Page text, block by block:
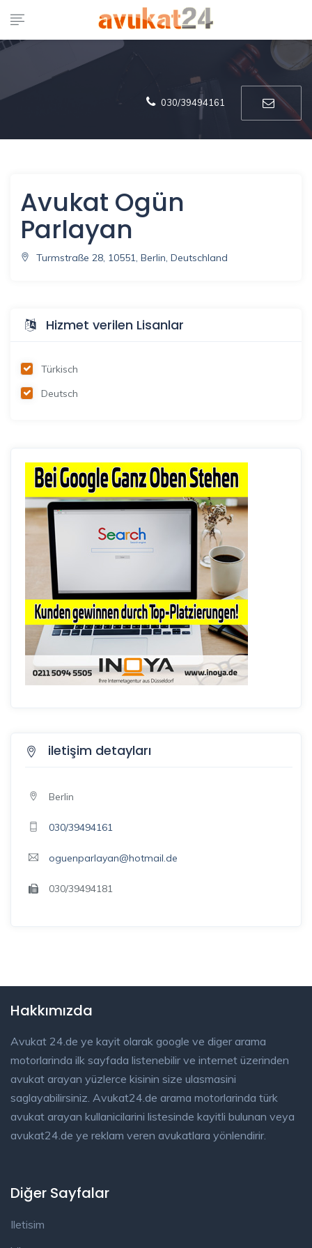
030/39494161
Avukat Ogün
Parlayan
Turmstraße 28, 10551, Berlin, Deutschland
Hizmet verilen Lisanlar
Türkisch
Deutsch
iletişim detayları
Berlin
030/39494161
oguenparlayan@hotmail.de
030/39494181
Hakkımızda
Avukat 24.de ye kayit olarak google ve diger arama
motorlarinda ilk sayfada listenebilir ve internet üzerinden
avukat arayan yüzlerce kisinin size ulasmasini
saglayabilirsiniz. Avukat24.de arama motorlarinda türk
avukat arayan kullanicilarini listesinde kayitli bulunan veya
avukat24.de ye reklam veren avukatlara yönlendirir.
Diğer Sayfalar
Iletisim